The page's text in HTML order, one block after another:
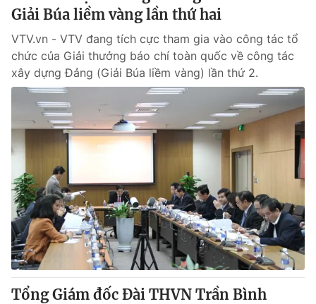
Giải Búa liềm vàng lần thứ hai
VTV.vn - VTV đang tích cực tham gia vào công tác tổ
chức của Giải thưởng báo chí toàn quốc về công tác
xây dựng Đảng (Giải Búa liềm vàng) lần thứ 2.
Tổng Giám đốc Đài THVN Trần Bình